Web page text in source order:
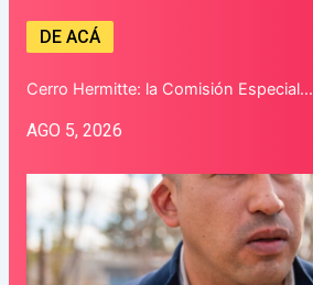
DE ACÁ
Cerro Hermitte: la Comisión Especial…
AGO 5, 2026